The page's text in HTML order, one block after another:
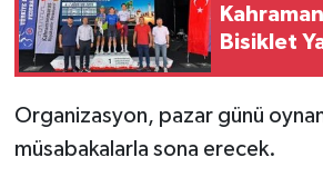
Bisiklet
Organizasyon, pazar günü
müsabakalarla sona erecek.